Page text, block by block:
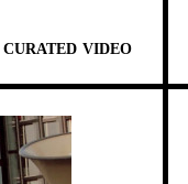
CURATED VIDEO